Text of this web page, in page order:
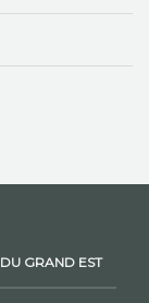
GRAND EST